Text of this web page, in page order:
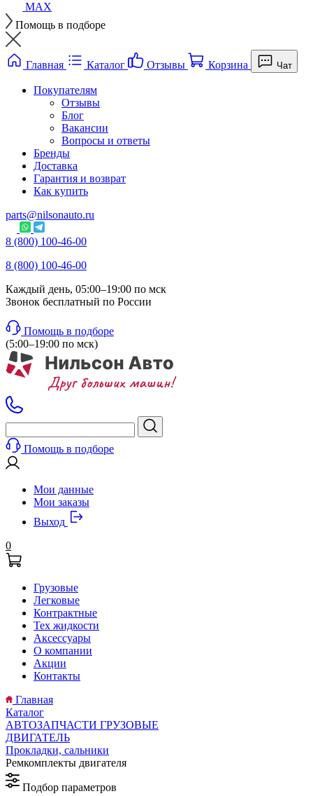
MAX
Помощь в подборе
Главная Каталог Отзывы Корзина Чат
Покупателям
Отзывы
Блог
Вакансии
Вопросы и ответы
Бренды
Доставка
Гарантия и возврат
Как купить
parts@nilsonauto.ru
8 (800) 100-46-00
8 (800) 100-46-00
Каждый день, 05:00–19:00 по мск
Звонок бесплатный по России
Помощь в подборе
(5:00–19:00 по мск)
Помощь в подборе
Мои данные
Мои заказы
Выход
0
Грузовые
Легковые
Контрактные
Тех жидкости
Аксессуары
О компании
Акции
Контакты
Главная
Каталог
АВТОЗАПЧАСТИ ГРУЗОВЫЕ
ДВИГАТЕЛЬ
Прокладки, сальники
Ремкомплекты двигателя
Подбор параметров